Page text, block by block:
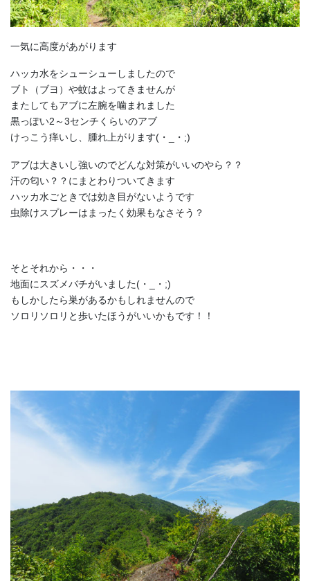
一気に高度があがります
ハッカ水をシューシューしましたので
ブト（ブヨ）や蚊はよってきませんが
またしてもアブに左腕を噛まれました
黒っぽい2～3センチくらいのアブ
けっこう痒いし、腫れ上がります(・_・;)
アブは大きいし強いのでどんな対策がいいのやら？？
汗の匂い？？にまとわりついてきます
ハッカ水ごときでは効き目がないようです
虫除けスプレーはまったく効果もなさそう？
そとそれから・・・
地面にスズメバチがいました(・_・;)
もしかしたら巣があるかもしれませんので
ソロリソロリと歩いたほうがいいかもです！！